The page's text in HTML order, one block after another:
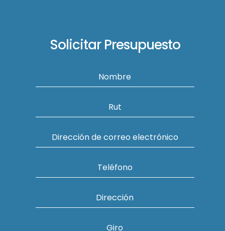
Solicitar Presupuesto
Nombre
Rut
Dirección de correo electrónico
Teléfono
Dirección
Giro